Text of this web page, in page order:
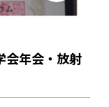
会年会・放射